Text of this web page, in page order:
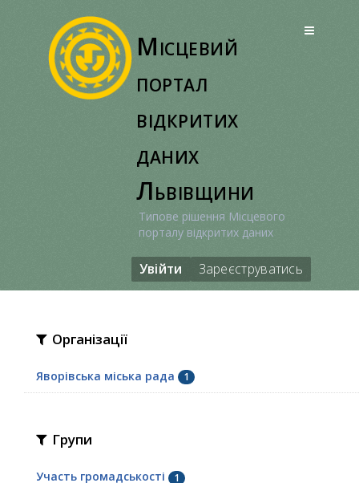
Місцевий
портал
відкритих
даних
Львівщини
Типове рішення Місцевого
порталу відкритих даних
Увійти Зареєструватись
Організації
Яворівська міська рада 1
Групи
Участь громадськості 1